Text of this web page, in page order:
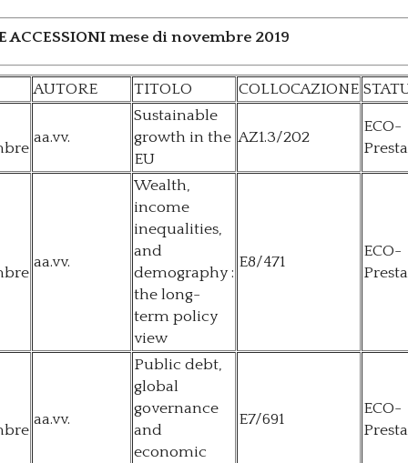
ACCESSIONI mese di novembre 2019
AUTORE TITOLO COLLOCAZIONE
aa.vv.
Sustainable
growth in the
EU
AZ1.3/202
ECO-
aa.vv.
Wealth,
income
inequalities,
and
demography :
the long-
term policy
view
E8/471
ECO-
aa.vv.
Public debt,
global
governance
and
economic
E7/691
ECO-